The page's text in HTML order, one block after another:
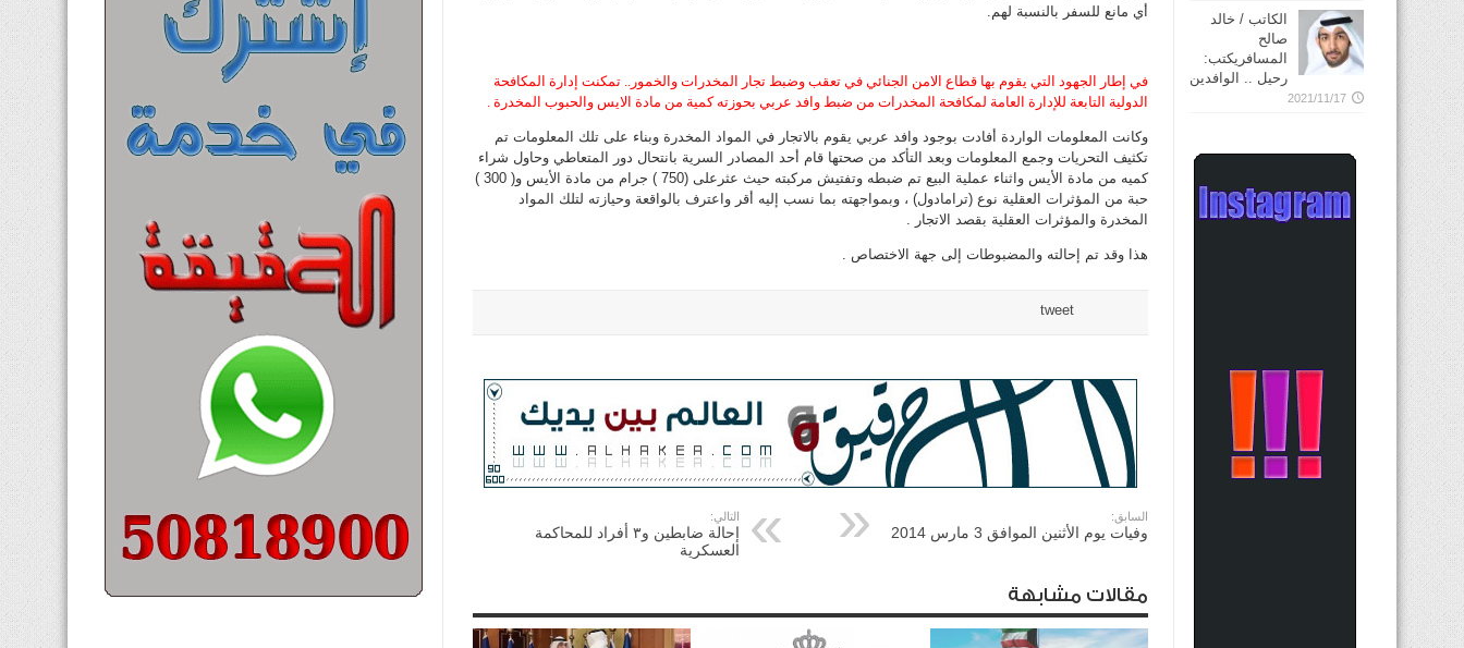
أي مانع للسفر بالنسبة لهم.
في إطار الجهود التي يقوم بها قطاع الامن الجنائي في تعقب وضبط تجار المخدرات والخمور.. تمكنت إدارة المكافحة
الدولية التابعة للإدارة العامة لمكافحة المخدرات من ضبط وافد عربي بحوزته كمية من مادة الايس والحبوب المخدرة .
وكانت المعلومات الواردة أفادت بوجود وافد عربي يقوم بالاتجار في المواد المخدرة وبناء على تلك المعلومات تم
تكثيف التحريات وجمع المعلومات وبعد التأكد من صحتها قام أحد المصادر السرية بانتحال دور المتعاطي وحاول شراء
كميه من مادة الأيس واثناء عملية البيع تم ضبطه وتفتيش مركبته حيث عثرعلى (750 ) جرام من مادة الأيس و( 300 )
حبة من المؤثرات العقلية نوع (ترامادول) ، وبمواجهته بما نسب إليه أقر واعترف بالواقعة وحيازته لتلك المواد
المخدرة والمؤثرات العقلية بقصد الاتجار .
هذا وقد تم إحالته والمضبوطات إلى جهة الاختصاص .
tweet
السابق:
وفيات يوم الأثنين الموافق 3 مارس 2014
التالي:
إحالة ضابطين و٣ أفراد للمحاكمة
العسكرية
مقالات مشابهة
الكاتب / خالد
صالح
المسافريكتب:
رحيل .. الوافدين
2021/11/17